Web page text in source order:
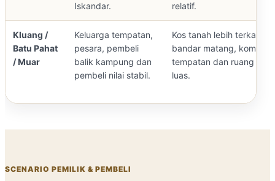
Iskandar.
relatif.
Kluang /
Batu Pahat
/ Muar
Keluarga tempatan,
pesara, pembeli
balik kampung dan
pembeli nilai stabil.
Kos tanah lebih terkawal,
bandar matang, komuniti
tempatan dan ruang
luas.
SCENARIO PEMILIK & PEMBELI